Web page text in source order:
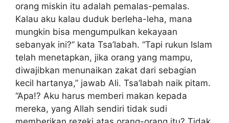
orang miskin itu adalah pemalas-pemalas.
Kalau aku kalau duduk berleha-leha, mana
mungkin bisa mengumpulkan kekayaan
sebanyak ini?” kata Tsa’labah. “Tapi rukun Islam
telah menetapkan, jika orang yang mampu,
diwajibkan menunaikan zakat dari sebagian
kecil hartanya,” jawab Ali. Tsa’labah naik pitam.
“Apa!? Aku harus memberi makan kepada
mereka, yang Allah sendiri tidak sudi